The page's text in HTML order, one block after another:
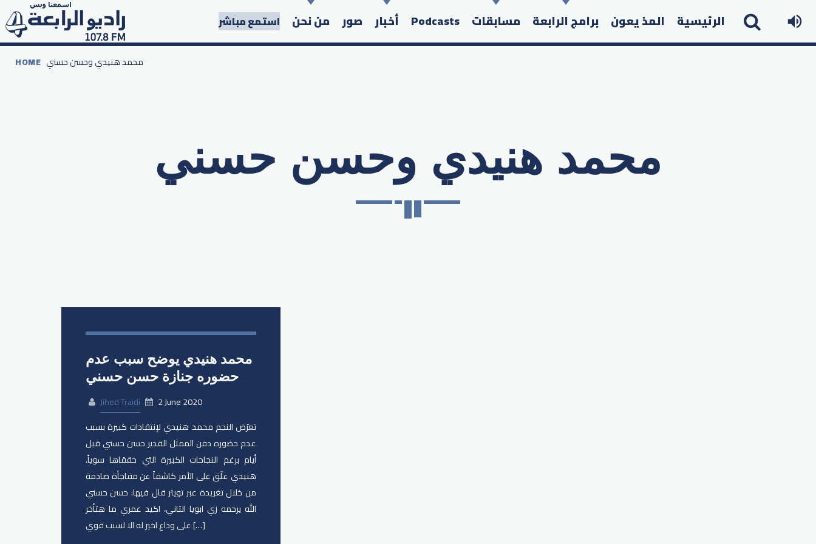
الرئيسية المذ يعون برامج الرابعة مسابقات Podcasts أخبار صور من نحن استمع مباشر
HOME محمد هنيدي وحسن حسني
محمد هنيدي وحسن حسني
محمد هنيدي يوضح سبب عدم
حضوره جنازة حسن حسني
Jihed Traidi
2 June 2020
تعرّض النجم محمد هنيدي لإنتقادات كبيرة بسبب
عدم حضوره دفن الممثل القدير حسن حسني قبل
أيام برغم النجاحات الكبيرة التي حققاها سوياً.
هنيدي علّق على الأمر كاشفاً عن مفاجأة صادمة
من خلال تغريدة عبر تويتر قال فيها: حسن حسني
الله يرحمه زي ابويا التاني، اكيد عمري ما هتأخر
على وداع اخير له الا لسبب قوي […]